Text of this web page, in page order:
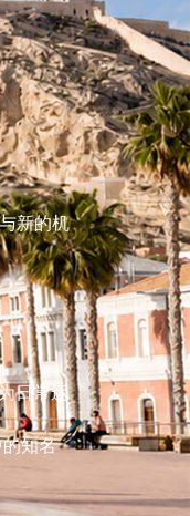
新的机
日常运
知名